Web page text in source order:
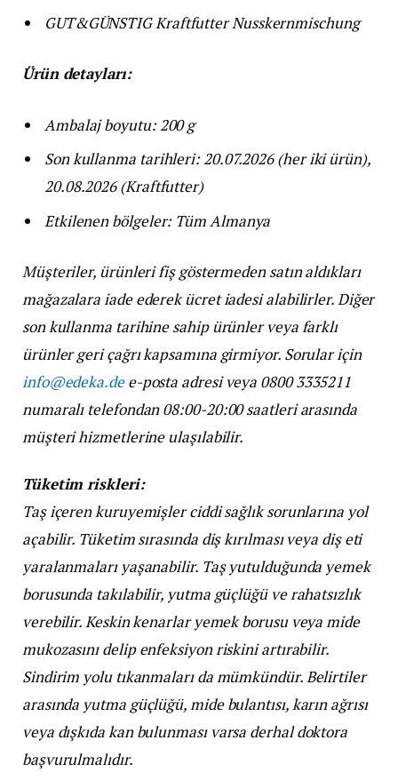
GUT&GÜNSTIG Kraftfutter Nusskernmischung
Ürün detayları:
Ambalaj boyutu: 200 g
Son kullanma tarihleri: 20.07.2026 (her iki ürün),
20.08.2026 (Kraftfutter)
Etkilenen bölgeler: Tüm Almanya
Müşteriler, ürünleri fiş göstermeden satın aldıkları
mağazalara iade ederek ücret iadesi alabilirler. Diğer
son kullanma tarihine sahip ürünler veya farklı
ürünler geri çağrı kapsamına girmiyor. Sorular için
info@edeka.dee-posta adresi veya 0800 3335211
numaralı telefondan 08:00-20:00 saatleri arasında
müşteri hizmetlerine ulaşılabilir.
Tüketim riskleri:
Taş içeren kuruyemişler ciddi sağlık sorunlarına yol
açabilir. Tüketim sırasında diş kırılması veya diş eti
yaralanmaları yaşanabilir. Taş yutulduğunda yemek
borusunda takılabilir, yutma güçlüğü ve rahatsızlık
verebilir. Keskin kenarlar yemek borusu veya mide
mukozasını delip enfeksiyon riskini artırabilir.
Sindirim yolu tıkanmaları da mümkündür. Belirtiler
arasında yutma güçlüğü, mide bulantısı, karın ağrısı
veya dışkıda kan bulunması varsa derhal doktora
başvurulmalıdır.